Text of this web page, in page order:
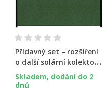
Přídavný set – rozšíření
o další solární kolektor
SC 2,0 x 1,2 m (1ks)
Skladem, dodání do 2
dnů